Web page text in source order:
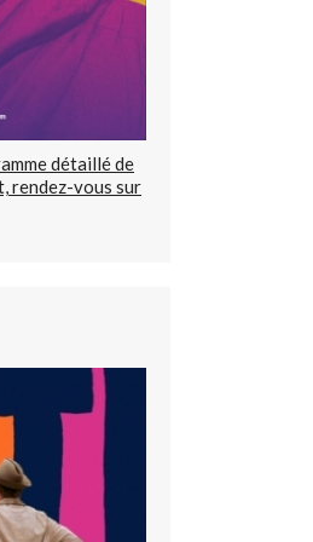
détaillé de
rendez-vous sur